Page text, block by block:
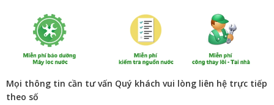
Mọi thông tin cần tư vấn Quý khách vui lòng liên hệ trực tiếp
theo số